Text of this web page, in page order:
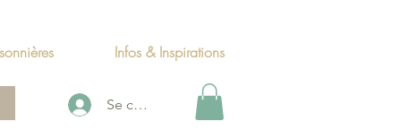
Infos & Inspirations
Se connecter